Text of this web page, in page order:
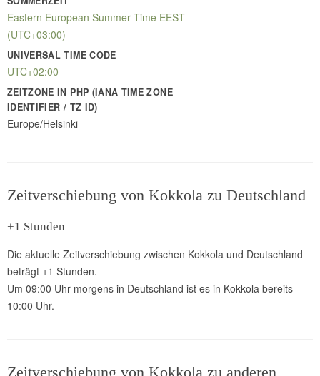
Eastern European Summer Time EEST
(UTC+03:00)
UNIVERSAL TIME CODE
UTC+02:00
ZEITZONE IN PHP (IANA TIME ZONE
IDENTIFIER / TZ ID)
Europe/Helsinki
Zeitverschiebung von Kokkola zu Deutschland
+1 Stunden
Die aktuelle Zeitverschiebung zwischen Kokkola und Deutschland
beträgt +1 Stunden.
Um 09:00 Uhr morgens in Deutschland ist es in Kokkola bereits
10:00 Uhr.
Zeitverschiebung von Kokkola zu anderen